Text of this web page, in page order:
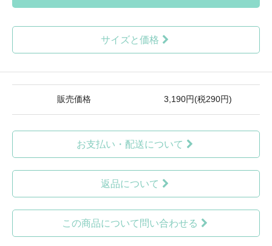
サイズと価格
販売価格 3,190円(税290円)
お支払い・配送について
返品について
この商品について問い合わせる